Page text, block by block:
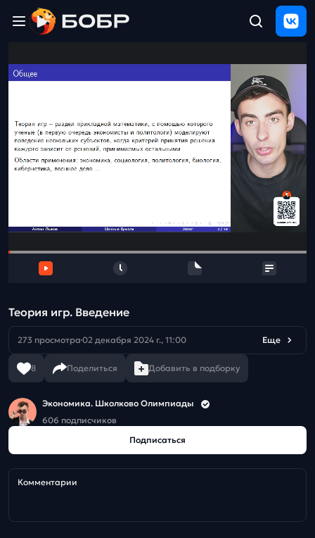
ЩЕЛЧОК
2026
материалы
Проверка
сочинений
и
Теория игр. Введение
273 просмотра 02 декабря 2024 г., 11:00 Еще
8 Поделиться Добавить в подборку
Экономика. Школково Олимпиады
606 подписчиков
Подписаться
Комментарии